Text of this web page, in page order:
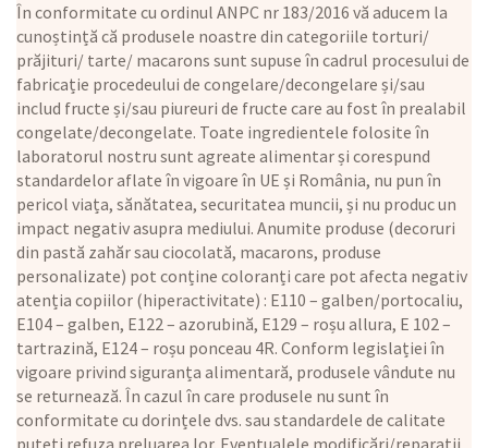
În conformitate cu ordinul ANPC nr 183/2016 vă aducem la
cunoștință că produsele noastre din categoriile torturi/
prăjituri/ tarte/ macarons sunt supuse în cadrul procesului de
fabricație procedeului de congelare/decongelare și/sau
includ fructe și/sau piureuri de fructe care au fost în prealabil
congelate/decongelate. Toate ingredientele folosite în
laboratorul nostru sunt agreate alimentar și corespund
standardelor aflate în vigoare în UE și România, nu pun în
pericol viața, sănătatea, securitatea muncii, și nu produc un
impact negativ asupra mediului. Anumite produse (decoruri
din pastă zahăr sau ciocolată, macarons, produse
personalizate) pot conține coloranți care pot afecta negativ
atenția copiilor (hiperactivitate) : E110 – galben/portocaliu,
E104 – galben, E122 – azorubină, E129 – roșu allura, E 102 –
tartrazină, E124 – roșu ponceau 4R. Conform legislației în
vigoare privind siguranța alimentară, produsele vândute nu
se returnează. În cazul în care produsele nu sunt în
conformitate cu dorințele dvs. sau standardele de calitate